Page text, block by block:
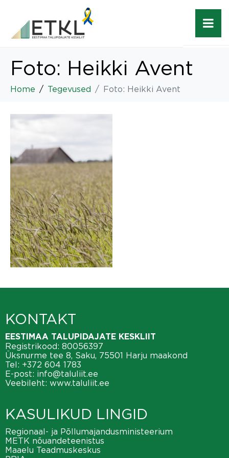
Foto: Heikki Avent
Home Tegevused Foto: Heikki Avent
KONTAKT
EESTIMAA TALUPIDAJATE KESKLIIT
Registrikood: 80056397
Üksnurme tee 8, Saku, 75501 Harju maakond
Tel: +372 604 1783
E-post: info@taluliit.ee
Veebileht: www.taluliit.ee
KASULIKUD LINGID
Regionaal- ja Põllumajandusministeerium
METK nõuandeteenistus
Maaelu Teadmuskeskus